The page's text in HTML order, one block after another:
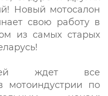
Новый мотосалон
свою работу в
из самых старых
ждет все
мотоиндустрии по